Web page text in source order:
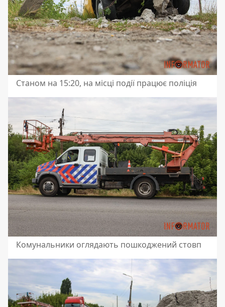
Станом на 15:20, на місці події працює поліція
Комунальники оглядають пошкоджений стовп